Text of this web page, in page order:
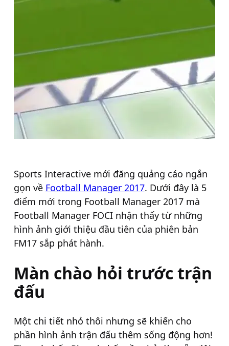
Sports Interactive mới đăng quảng cáo ngắn
gọn về Football Manager 2017. Dưới đây là 5
điểm mới trong Football Manager 2017 mà
Football Manager FOCI nhận thấy từ những
hình ảnh giới thiệu đầu tiên của phiên bản
FM17 sắp phát hành.
Màn chào hỏi trước trận
đấu
Một chi tiết nhỏ thôi nhưng sẽ khiến cho
phần hình ảnh trận đấu thêm sống động hơn!